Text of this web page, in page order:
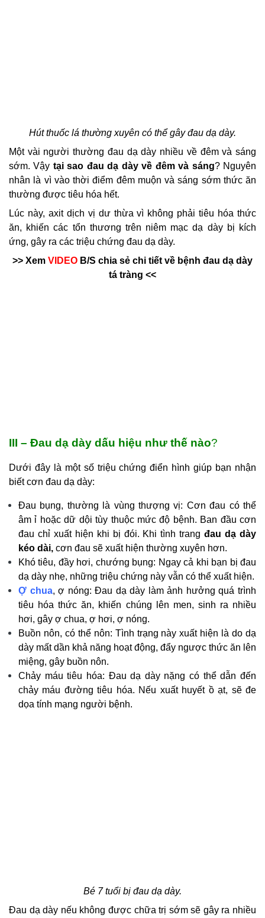
Hút thuốc lá thường xuyên có thể gây đau dạ dày.
Một vài người thường đau dạ dày nhiều về đêm và sáng
sớm. Vậy tại sao đau dạ dày về đêmvà sáng?Nguyên
nhân là vì vào thời điểm đêm muộn và sáng sớm thức ăn
thường được tiêu hóa hết.
Lúc này, axit dịch vị dư thừa vì không phải tiêu hóa thức
ăn, khiến các tổn thương trên niêm mạc dạ dày bị kích
ứng, gây ra các triệu chứng đau dạ dày.
>> Xem VIDEO B/S chia sẻ chi tiết về bệnh đau dạ dày
tá tràng <<
III – Đau dạ dày dấu hiệu như thế nào?
Dưới đây là một số triệu chứng điển hình giúp bạn nhận
biết cơn đau dạ dày:
Đau bụng, thường là vùng thượng vị: Cơn đau có thể
âm ỉ hoặc dữ dội tùy thuộc mức độ bệnh. Ban đầu cơn
đau chỉ xuất hiện khi bị đói. Khi tình trang đau dạ dày
kéo dài, cơn đau sẽ xuất hiện thường xuyên hơn.
Khó tiêu, đầy hơi, chướng bụng: Ngay cả khi bạn bị đau
dạ dày nhẹ, những triệu chứng này vẫn có thể xuất hiện.
Ợ chua, ợ nóng: Đau dạ dày làm ảnh hưởng quá trình
tiêu hóa thức ăn, khiến chúng lên men, sinh ra nhiều
hơi, gây ợ chua, ợ hơi, ợ nóng.
Buồn nôn, có thể nôn: Tình trạng này xuất hiện là do dạ
dày mất dần khả năng hoạt động, đẩy ngược thức ăn lên
miệng, gây buồn nôn.
Chảy máu tiêu hóa: Đau dạ dày nặng có thể dẫn đến
chảy máu đường tiêu hóa. Nếu xuất huyết ồ ạt, sẽ đe
dọa tính mạng người bệnh.
Bé 7 tuổi bị đau dạ dày.
Đau dạ dày nếu không được chữa trị sớm sẽ gây ra nhiều